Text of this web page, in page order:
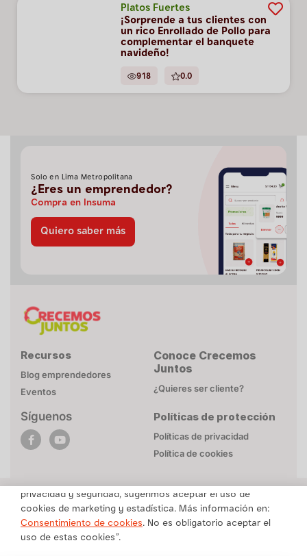
Platos Fuertes
¡Sorprende a tus clientes con
un rico Enrollado de Pollo para
complementar el banquete
navideño!
918 0.0
Solo en Lima Metropolitana
¿Eres un emprendedor?
Compra en Insuma
Quiero saber más
Recursos
Blog emprendedores
Eventos
Síguenos
Conoce Crecemos
Juntos
¿Quieres ser cliente?
Políticas de protección
Políticas de privacidad
Política de cookies
Una marca de Alicorp
POLÍTICA DE COOKIES
Esta página web utiliza cookies necesarias para su
privacidad y seguridad, sugerimos aceptar el uso de
cookies de marketing y estadística. Más información en:
Consentimiento de cookies. No es obligatorio aceptar el
uso de estas cookies”.